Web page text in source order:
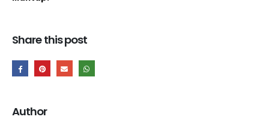
Share this post
Author